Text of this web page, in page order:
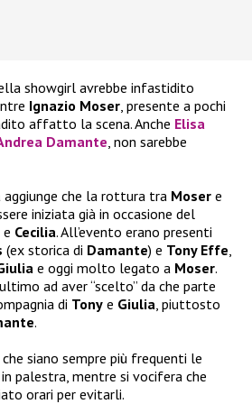
showgirl avrebbe infastidito
Ignazio Moser , presente a pochi
affatto la scena. Anche Elisa
Damante , non sarebbe
aggiunge che la rottura tra Moser e
iniziata già in occasione del
e Cecilia. All’evento erano presenti
(ex storica di Damante) e Tony Effe
e oggi molto legato a Moser.
ad aver “scelto” da che parte
di Tony e Giulia , piuttosto
.
siano sempre più frequenti le
in palestra, mentre si vocifera che
orari per evitarli.